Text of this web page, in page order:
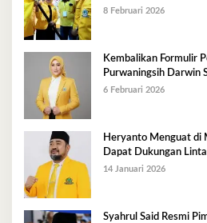
8 Februari 2026
Kembalikan Formulir
Purwaningsih Darwin
Golkar Mubar
6 Februari 2026
Heryanto Menguat di
Dapat Dukungan
14 Januari 2026
Syahrul Said Resmi